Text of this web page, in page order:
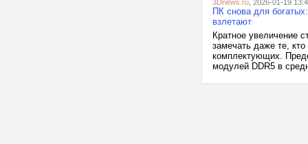
3Dnews.ru , 2026-01-19
ПК снова для
взлетают
Кратное увеличение
замечать даже те,
комплектующих.
модулей DDR5 в